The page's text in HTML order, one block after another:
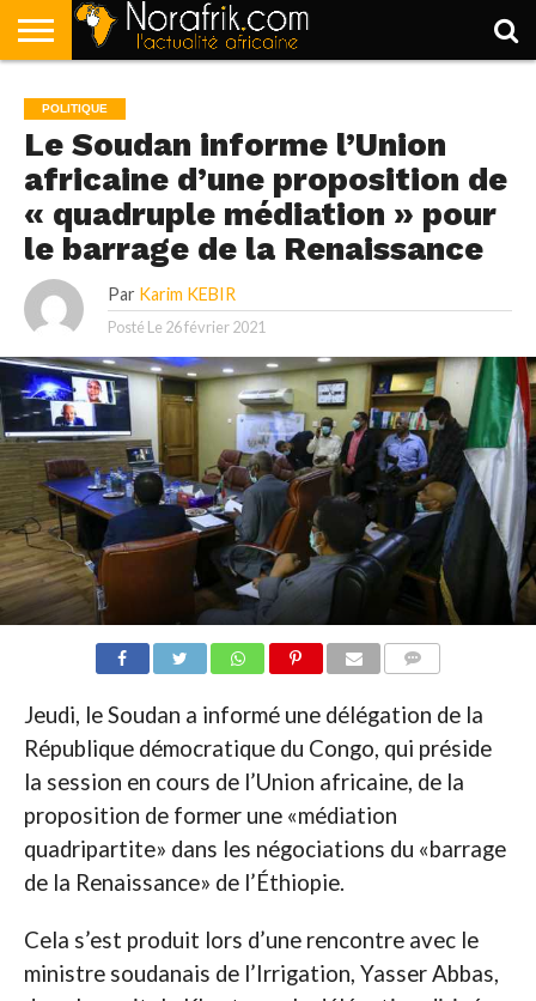
POLITIQUE
SOCIÉTÉ
ECONOMIE
SPORT
LIFESTYLE
POLITIQUE
Le Soudan informe l’Union
africaine d’une proposition de
« quadruple médiation » pour
le barrage de la Renaissance
Par Karim KEBIR
Posté Le 26 février 2021
Jeudi, le Soudan a informé une délégation de la
République démocratique du Congo, qui préside
la session en cours de l’Union africaine, de la
proposition de former une «médiation
quadripartite» dans les négociations du «barrage
de la Renaissance» de l’Éthiopie.
Cela s’est produit lors d’une rencontre avec le
ministre soudanais de l’Irrigation, Yasser Abbas,